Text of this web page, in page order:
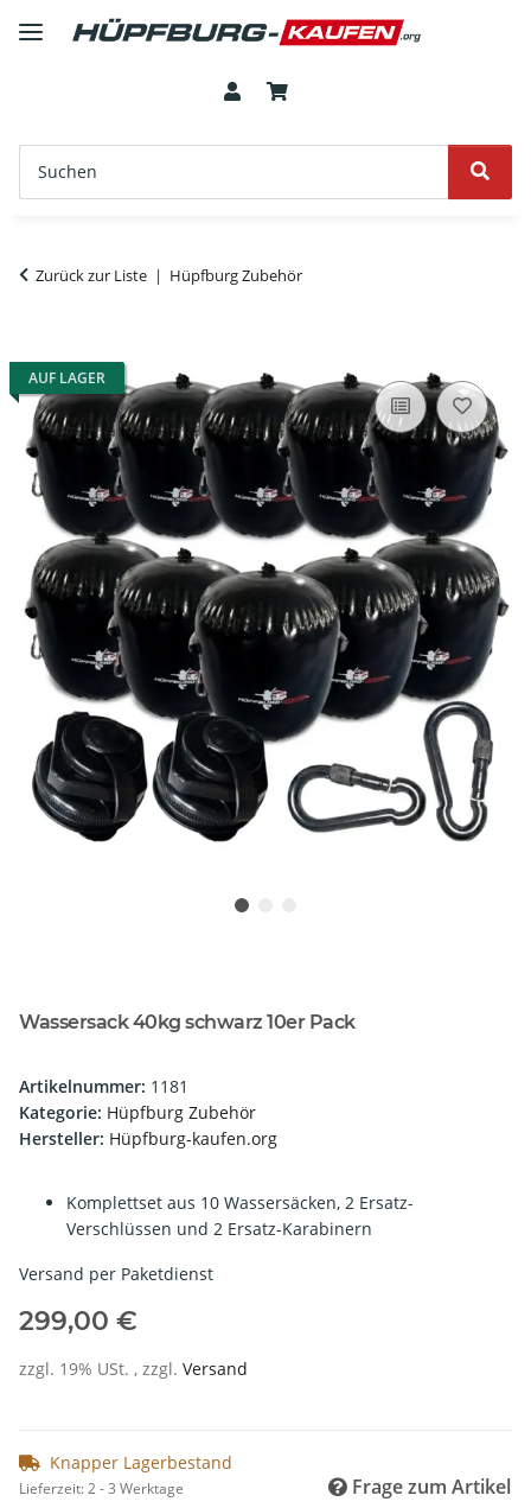
Zurück zur Liste Hüpfburg Zubehör
AUF LAGER
Wassersack 40kg schwarz 10er Pack
Artikelnummer: 1181
Kategorie: Hüpfburg Zubehör
Hersteller: Hüpfburg-kaufen.org
Komplettset aus 10 Wassersäcken, 2 Ersatz-
Verschlüssen und 2 Ersatz-Karabinern
Versand per Paketdienst
299,00 €
zzgl. 19% USt. , zzgl. Versand
Knapper Lagerbestand
Lieferzeit:2 - 3 Werktage Frage zum Artikel